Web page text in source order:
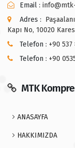
Email :
Adres :
Kapı No, 10020
Telefon : +90 537
Telefon : +90
MTK
ANASAYFA
HAKKIMIZDA